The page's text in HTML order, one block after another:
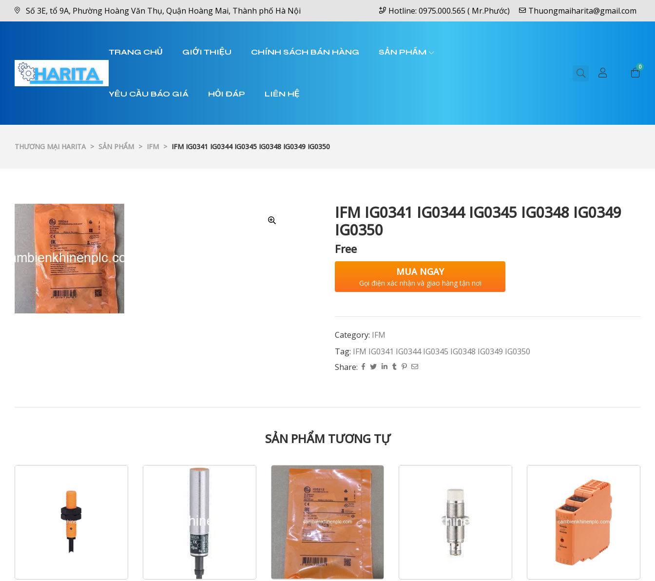
Số 3E, tổ 9A, Phường Hoàng Văn Thụ, Quận Hoàng Mai, Thành phố Hà Nội Hotline: 0975.000.565 ( Mr.Phước) Thuongmaiharita@gmail.com
TRANG CHỦ GIỚI THIỆU CHÍNH SÁCH BÁN HÀNG SẢN PHẨM
YÊU CẦU BÁO GIÁ HỎI ĐÁP LIÊN HỆ
0
THƯƠNG MẠI HARITA > SẢN PHẨM > IFM > IFM IG0341 IG0344 IG0345 IG0348 IG0349 IG0350
IFM IG0341 IG0344 IG0345 IG0348 IG0349
IG0350
Free
MUA NGAY
Gọi điện xác nhận và giao hàng tận nơi
Category: IFM
Tag: IFM IG0341 IG0344 IG0345 IG0348 IG0349 IG0350
Share:
SẢN PHẨM TƯƠNG TỰ